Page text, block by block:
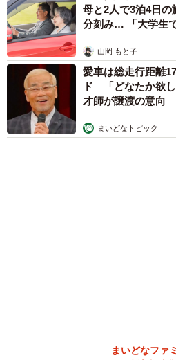
種は初めてで、毛の手触りを気
ままトライアルを申し込みました
えのんさんは保護施設では猫嫌
も多かったそうだ。進んで仲良
かったし、怒りのスイッチが入る
り、保護主を物凄い力で嚙んだ
んは、その時が来たらなんとか
「国産マッチでもバズりたい」願
投稿が4100万再生 他業種も続々
まいどなニュース調査部
2026.08.07
「即座に案内する
長澤 芳子
2026.08.07